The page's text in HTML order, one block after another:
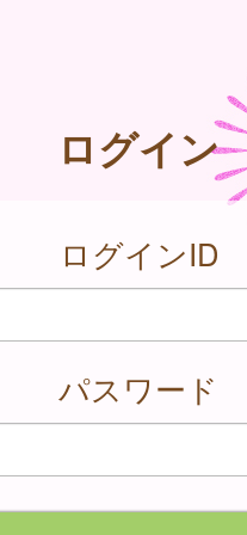
ログイン
ログインID
パスワード